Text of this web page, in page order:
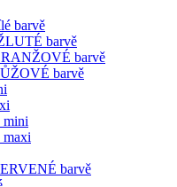
barvě
barvě
barvě
barvě
mini
maxi
barvě